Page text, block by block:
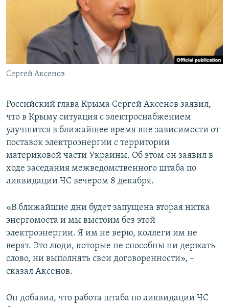
ПРОПАВШИЕ БЕЗ ВЕСТИ
ПОБЕДИТЕЛЕЙ НЕ СУДЯТ?
КРЫМ.НЕПОКОРЕННЫЙ
УКРАИНСКАЯ ПРОБЛЕМА КРЫМА
ПРИСОЕДИНЯЙТЕСЬ!
Сергей Аксенов
Российский глава Крыма Сергей Аксенов заявил,
что в Крыму ситуация с электроснабжением
улучшится в ближайшее время вне зависимости от
поставок электроэнергии с территории
материковой части Украины. Об этом он заявил в
ходе заседания межведомственного штаба по
ликвидации ЧС вечером 8 декабря.
«В ближайшие дни будет запущена вторая нитка
энергомоста и мы выстоим без этой
электроэнергии. Я им не верю, коллеги им не
верят. Это люди, которые не способны ни держать
слово, ни выполнять свои договоренности», –
сказал Аксенов.
Он добавил, что работа штаба по ликвидации ЧС